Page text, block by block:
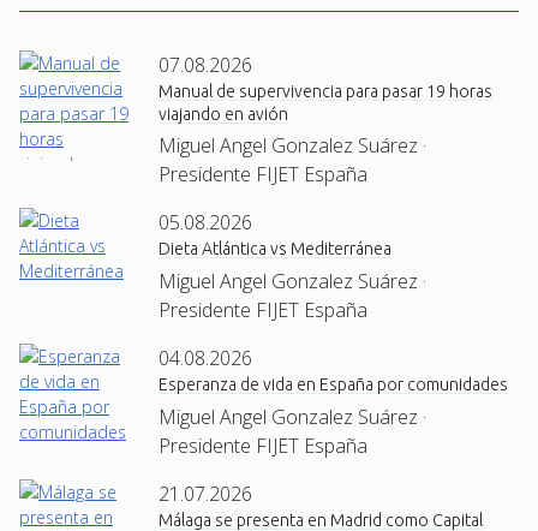
07.08.2026
Manual de supervivencia para pasar 19 horas
viajando en avión
Miguel Angel Gonzalez Suárez ·
Presidente FIJET España
05.08.2026
Dieta Atlántica vs Mediterránea
Miguel Angel Gonzalez Suárez ·
Presidente FIJET España
04.08.2026
Esperanza de vida en España por comunidades
Miguel Angel Gonzalez Suárez ·
Presidente FIJET España
21.07.2026
Málaga se presenta en Madrid como Capital